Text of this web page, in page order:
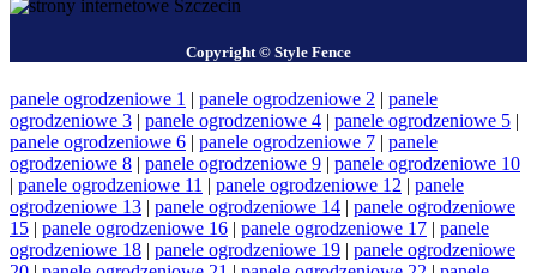
Copyright © Style Fence
panele ogrodzeniowe 1 | panele ogrodzeniowe 2 | panele
ogrodzeniowe 3 | panele ogrodzeniowe 4 | panele ogrodzeniowe 5 |
panele ogrodzeniowe 6 | panele ogrodzeniowe 7 | panele
ogrodzeniowe 8 | panele ogrodzeniowe 9 | panele ogrodzeniowe 10
| panele ogrodzeniowe 11 | panele ogrodzeniowe 12 | panele
ogrodzeniowe 13 | panele ogrodzeniowe 14 | panele ogrodzeniowe
15 | panele ogrodzeniowe 16 | panele ogrodzeniowe 17 | panele
ogrodzeniowe 18 | panele ogrodzeniowe 19 | panele ogrodzeniowe